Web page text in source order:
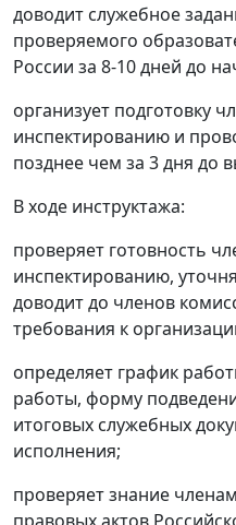
доводит служебное
проверяемого
России за 8-10 дней до
организует подготовку
инспектированию и
позднее чем за 3 дня до
В ходе инструктажа:
проверяет готовность
инспектированию,
доводит до членов
требования к
определяет график
работы, форму
итоговых служебных
исполнения;
проверяет знание